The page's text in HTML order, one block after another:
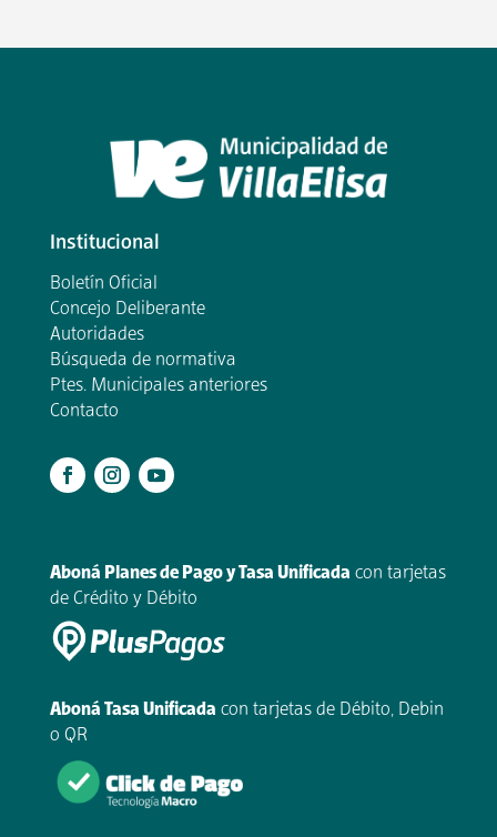
Institucional
Boletín Oficial
Concejo Deliberante
Autoridades
Búsqueda de normativa
Ptes. Municipales anteriores
Contacto
Aboná Planes de Pago y Tasa Unificada con tarjetas
de Crédito y Débito
Aboná Tasa Unificada con tarjetas de Débito, Debin
o QR